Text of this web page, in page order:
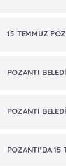
15 TEMMUZ
POZANTI
POZANTI
POZANTI’DA 15